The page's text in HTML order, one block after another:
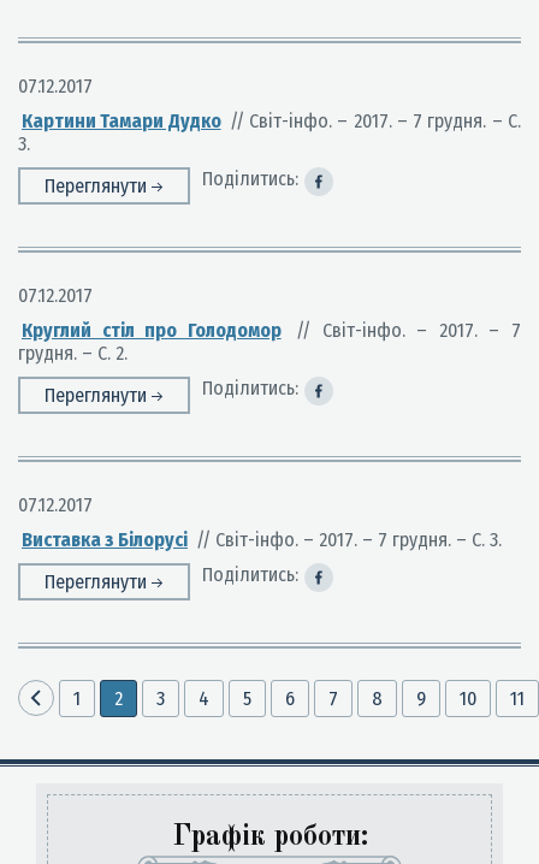
07.12.2017
Картини Тамари Дудко // Світ-інфо. – 2017. – 7 грудня. – С.
3.
Переглянути
Поділитись:
07.12.2017
Круглий стіл про Голодомор
// Світ-інфо. – 2017. – 7
грудня. – С. 2.
Переглянути
Поділитись:
07.12.2017
Виставка з Білорусі // Світ-інфо. – 2017. – 7 грудня. – С. 3.
Переглянути
Поділитись:
1 2 3 4 5 6 7 8 9 10 11
Графік роботи: